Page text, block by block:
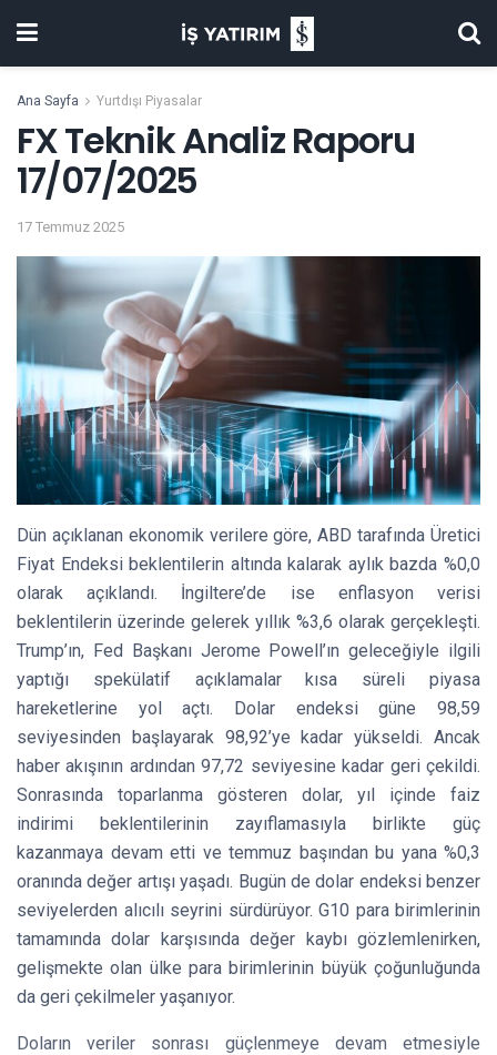
Ana Sayfa Yurtdışı Piyasalar
FX Teknik Analiz Raporu
17/07/2025
17 Temmuz 2025
Dün açıklanan ekonomik verilere göre, ABD tarafında Üretici
Fiyat Endeksi beklentilerin altında kalarak aylık bazda %0,0
olarak açıklandı. İngiltere’de ise enflasyon verisi
beklentilerin üzerinde gelerek yıllık %3,6 olarak gerçekleşti.
Trump’ın, Fed Başkanı Jerome Powell’ın geleceğiyle ilgili
yaptığı spekülatif açıklamalar kısa süreli piyasa
hareketlerine yol açtı. Dolar endeksi güne 98,59
seviyesinden başlayarak 98,92’ye kadar yükseldi. Ancak
haber akışının ardından 97,72 seviyesine kadar geri çekildi.
Sonrasında toparlanma gösteren dolar, yıl içinde faiz
indirimi beklentilerinin zayıflamasıyla birlikte güç
kazanmaya devam etti ve temmuz başından bu yana %0,3
oranında değer artışı yaşadı. Bugün de dolar endeksi benzer
seviyelerden alıcılı seyrini sürdürüyor. G10 para birimlerinin
tamamında dolar karşısında değer kaybı gözlemlenirken,
gelişmekte olan ülke para birimlerinin büyük çoğunluğunda
da geri çekilmeler yaşanıyor.
Doların veriler sonrası güçlenmeye devam etmesiyle